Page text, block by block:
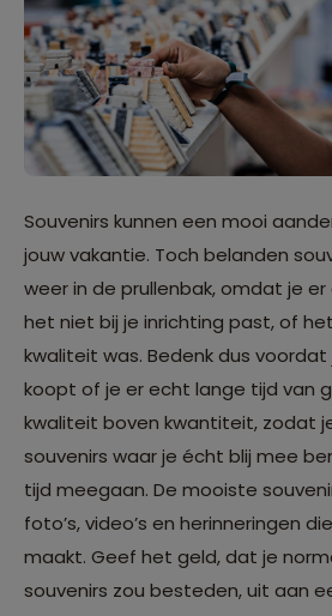
Souvenirs kunnen een mooi
jouw vakantie. Toch belanden
weer in de prullenbak, omdat je
het niet bij je inrichting past, of
kwaliteit was. Bedenk dus
koopt of je er echt lange tijd van
kwaliteit boven kwantiteit, zodat
souvenirs waar je écht blij mee
tijd meegaan. De mooiste
foto’s, video’s en herinneringen
maakt. Geef het geld, dat je
souvenirs zou besteden, uit aan